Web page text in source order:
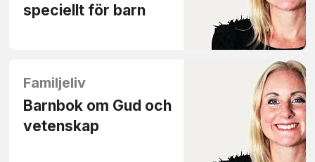
speciellt för barn
Familjeliv
Barnbok om Gud och
vetenskap